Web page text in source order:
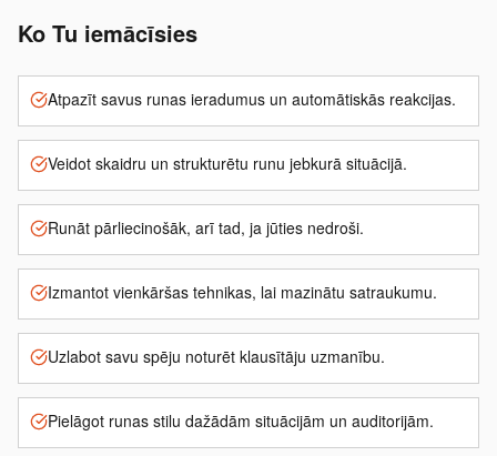
Ko Tu iemācīsies
Atpazīt savus runas ieradumus un automātiskās reakcijas.
Veidot skaidru un strukturētu runu jebkurā situācijā.
Runāt pārliecinošāk, arī tad, ja jūties nedroši.
Izmantot vienkāršas tehnikas, lai mazinātu satraukumu.
Uzlabot savu spēju noturēt klausītāju uzmanību.
Pielāgot runas stilu dažādām situācijām un auditorijām.